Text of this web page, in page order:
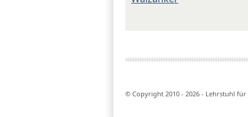
© Copyright 2010 - 2026 - Lehrstuhl für